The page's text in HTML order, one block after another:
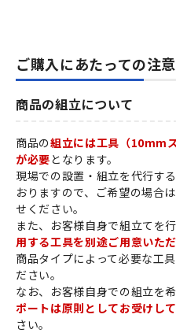
ご購入にあたっての注
商品の組立について
商品の組立には工具（10mm
が必要となります。
現場での設置・組立を代行す
おりますので、ご希望の場合
せください。
また、お客様自身で組立てを
用する工具を別途ご用意いた
商品タイプによって必要な工
ださい。
なお、お客様自身での組立を
ポートは原則としてお受けし
さい。